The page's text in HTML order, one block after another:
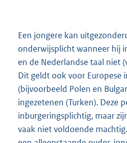
Een jongere kan
onderwijsplicht wanneer hij
en de Nederlandse taal niet
Dit geldt ook voor Europese
(bijvoorbeeld Polen en
ingezetenen (Turken). Deze
inburgeringsplichtig, maar
vaak niet voldoende